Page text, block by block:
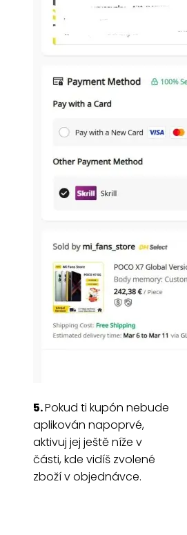
5.Pokud ti kupón nebude
aplikován napoprvé,
aktivuj jej ještě níže v
části, kde vidíš zvolené
zboží v objednávce.